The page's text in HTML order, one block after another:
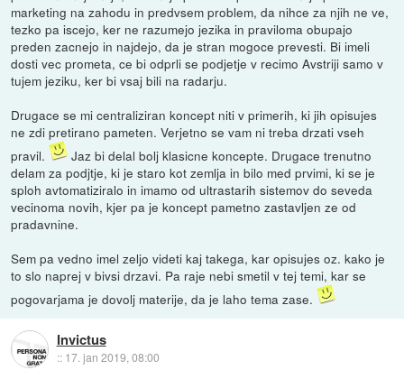
marketing na zahodu in predvsem problem, da nihce za njih ne ve,
tezko pa iscejo, ker ne razumejo jezika in praviloma obupajo
preden zacnejo in najdejo, da je stran mogoce prevesti. Bi imeli
dosti vec prometa, ce bi odprli se podjetje v recimo Avstriji samo v
tujem jeziku, ker bi vsaj bili na radarju.
Drugace se mi centraliziran koncept niti v primerih, ki jih opisujes
ne zdi pretirano pameten. Verjetno se vam ni treba drzati vseh
pravil.
Jaz bi delal bolj klasicne koncepte. Drugace trenutno
delam za podjtje, ki je staro kot zemlja in bilo med prvimi, ki se je
sploh avtomatiziralo in imamo od ultrastarih sistemov do seveda
vecinoma novih, kjer pa je koncept pametno zastavljen ze od
pradavnine.
Sem pa vedno imel zeljo videti kaj takega, kar opisujes oz. kako je
to slo naprej v bivsi drzavi. Pa raje nebi smetil v tej temi, kar se
pogovarjama je dovolj materije, da je laho tema zase.
Invictus
:: 17. jan 2019, 08:00